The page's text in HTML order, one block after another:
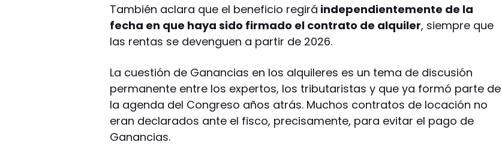
También aclara que el beneficio regirá independientemente de la
fecha en que haya sido firmado el contrato de alquiler, siempre que
las rentas se devenguen a partir de 2026.
La cuestión de Ganancias en los alquileres es un tema de discusión
permanente entre los expertos, los tributaristas y que ya formó parte de
la agenda del Congreso años atrás. Muchos contratos de locación no
eran declarados ante el fisco, precisamente, para evitar el pago de
Ganancias.